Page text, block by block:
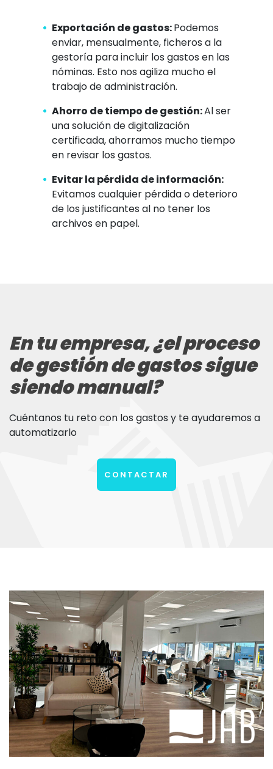
Exportación de gastos:Podemos
enviar, mensualmente, ficheros a la
gestoría para incluir los gastos en las
nóminas. Esto nos agiliza mucho el
trabajo de administración.
Ahorro de tiempo de gestión:Al ser
una solución de digitalización
certificada, ahorramos mucho tiempo
en revisar los gastos.
Evitar la pérdida de información:
Evitamos cualquier pérdida o deterioro
de los justificantes al no tener los
archivos en papel.
En tu empresa, ¿el proceso
de gestión de gastos sigue
siendo manual?
Cuéntanos tu reto con los gastos y te ayudaremos a
automatizarlo
CONTACTAR